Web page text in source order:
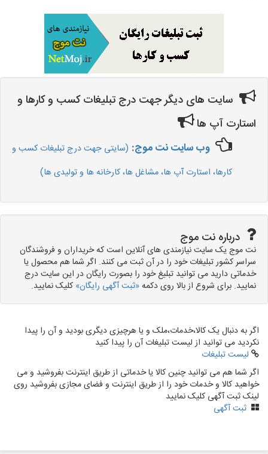
سایت های دیگر جهت درج تبلیغات کسب و کارها و
استارت آپ ها
وب سایت نت موج: (سایتی جهت درج تبلیغات کسب و
کارها، استارت آپ ها، مشاغل ها، کارخانه ها و تولیدی ها)
درباره نت موج
نت موج یک سایت نیازمندی های آنلاین است که خریداران و فروشندگان
سراسر کشور تبلیغات خود را در آن ثبت می کنند. اگر شما هم محصول یا
خدماتی دارید می توانید تبلیغ خود را بصورت رایگان در این سایت درج
نمایید. برای شروع از بالا روی دکمه«ثبت آگهی رایگان» کلیک نمایید.
اگر به دنبال یک کالا،خدمات،ملک و یا هرچیزی دیگری بودید و آن را پیدا
نکردید می توانید از لیست تبلیغات آن را پیدا کنید
لیست تبلیغات
اگر شما هم می توانید چنین کالا یا خدماتی از طریق اینترنت بفروشید و می
خواهید کالا و خدمات خود را از طریق اینترنت و فضای مجازی بفروشید روی
لینک ثبت آگهی کلیک نمایید
ثبت آگهی